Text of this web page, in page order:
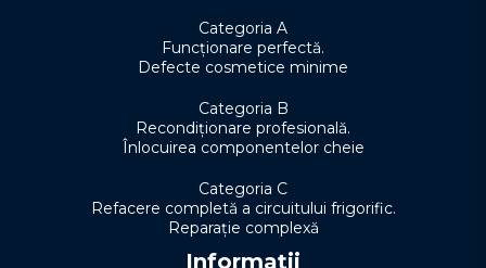
Categoria A
Funcționare perfectă.
Defecte cosmetice minime
Categoria B
Recondiționare profesională.
Înlocuirea componentelor cheie
Categoria C
Refacere completă a circuitului frigorific.
Reparație complexă
Informații